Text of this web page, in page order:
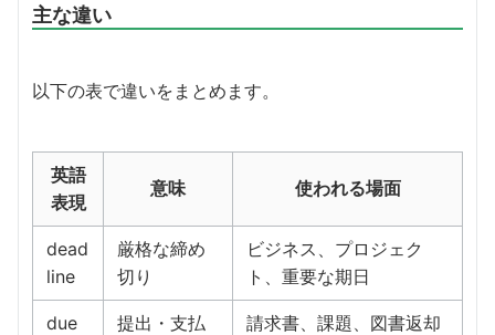
主な違い
以下の表で違いをまとめます。
英語
表現
意味 使われる場面
dead
line
厳格な締め
切り
ビジネス、プロジェク
ト、重要な期日
due
提出・支払
請求書、課題、図書返却